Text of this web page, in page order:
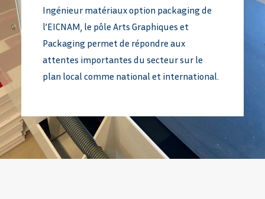
Ingénieur matériaux option packaging de
l’EICNAM, le pôle Arts Graphiques et
Packaging permet de répondre aux
attentes importantes du secteur sur le
plan local comme national et international.